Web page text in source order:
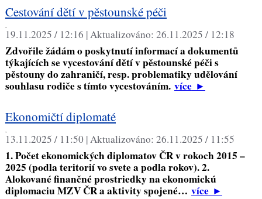
Cestování dětí v pěstounské péči
19.11.2025 / 12:16 | Aktualizováno: 26.11.2025 / 12:18
Zdvořile žádám o poskytnutí informací a dokumentů
týkajících se vycestování dětí v pěstounské péči s
pěstouny do zahraničí, resp. problematiky udělování
souhlasu rodiče s tímto vycestováním. více►
Ekonomičtí diplomaté
13.11.2025 / 11:50 | Aktualizováno: 26.11.2025 / 11:55
1. Počet ekonomických diplomatov ČR v rokoch 2015 –
2025 (podla teritorií vo svete a podla rokov). 2.
Alokované finančné prostriedky na ekonomickú
diplomaciu MZV ČR a aktivity spojené… více►